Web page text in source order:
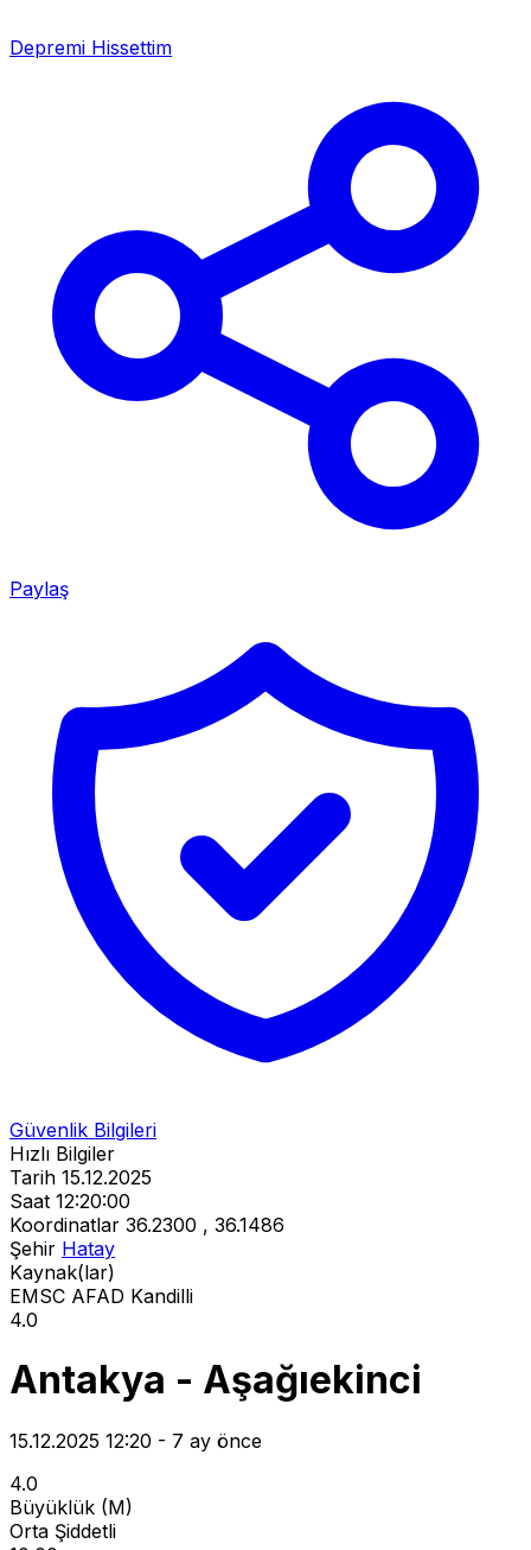
Depremi Hissettim
Paylaş
Güvenlik Bilgileri
Hızlı Bilgiler
Tarih 15.12.2025
Saat 12:20:00
Koordinatlar 36.2300 , 36.1486
Şehir Hatay
Kaynak(lar)
EMSC AFAD Kandilli
4.0
Antakya - Aşağıekinci
15.12.2025 12:20 - 7 ay önce
4.0
Büyüklük (M)
Orta Şiddetli